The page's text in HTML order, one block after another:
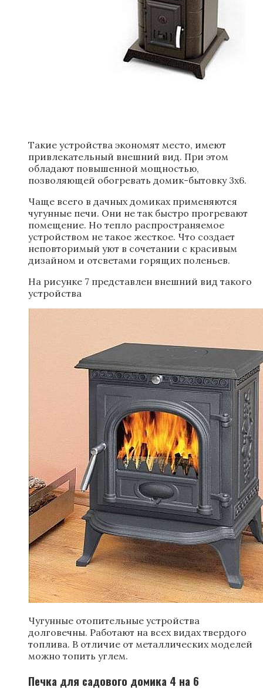
Такие устройства экономят место, имеют
привлекательный внешний вид. При этом
обладают повышенной мощностью,
позволяющей обогревать домик-бытовку 3х6.
Чаще всего в дачных домиках применяются
чугунные печи. Они не так быстро прогревают
помещение. Но тепло распространяемое
устройством не такое жесткое. Что создает
неповторимый уют в сочетании с красивым
дизайном и отсветами горящих поленьев.
На рисунке 7 представлен внешний вид такого
устройства
Чугунные отопительные устройства
долговечны. Работают на всех видах твердого
топлива. В отличие от металлических моделей
можно топить углем.
Печка для садового домика 4 на 6